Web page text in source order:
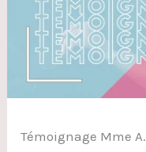
Témoignage Mme A.